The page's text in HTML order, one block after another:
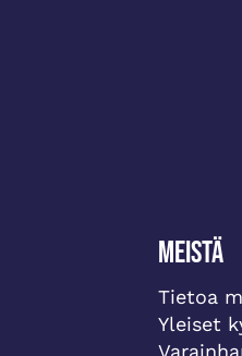
Meistä
Tietoa
Yleiset